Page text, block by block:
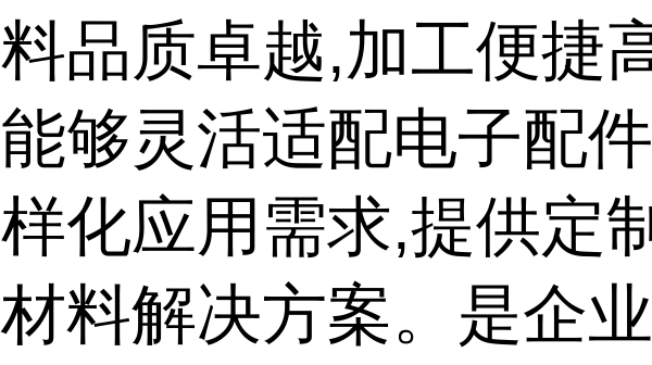
料品质卓越,加工便捷
能够灵活适配电子配
样化应用需求,提供定
材料解决方案。是企